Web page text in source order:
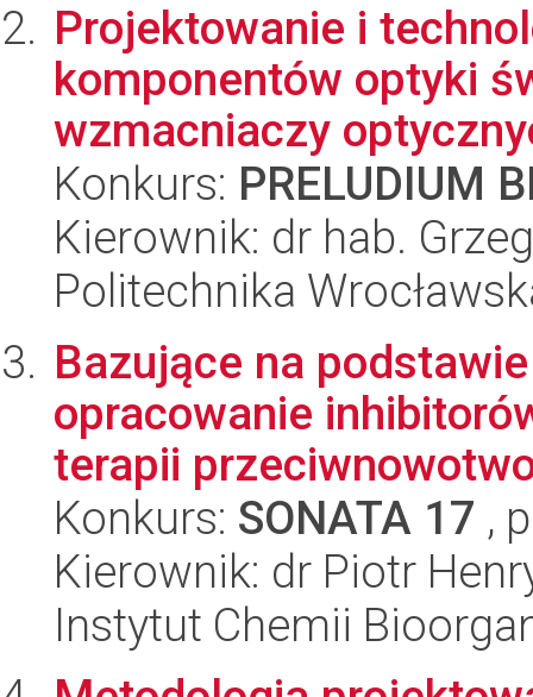
Projektowanie i
komponentów optyki
wzmacniaczy
Konkurs: PRELUDIUM
Kierownik: dr hab.
Politechnika
Bazujące na
opracowanie
terapii
Konkurs: SONATA 17 ,
Kierownik: dr Piotr
Instytut Chemii